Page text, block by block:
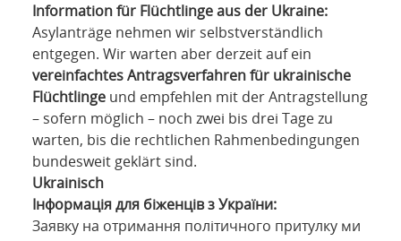
Information für Flüchtlinge aus der Ukraine:
Asylanträge nehmen wir selbstverständlich
entgegen. Wir warten aber derzeit auf ein
vereinfachtes Antragsverfahren für ukrainische
Flüchtlingeund empfehlen mit der Antragstellung
– sofern möglich – noch zwei bis drei Tage zu
warten, bis die rechtlichen Rahmenbedingungen
bundesweit geklärt sind.
Ukrainisch
Інформація для біженців з України:
Заявку на отримання політичного притулку ми